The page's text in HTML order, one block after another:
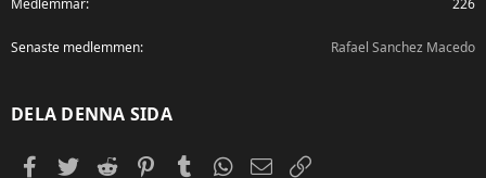
Medlemmar 226
Senaste medlemmen Rafael Sanchez Macedo
DELA DENNA SIDA
Facebook
TwitterReddit PinterestTumblrWhatsApp
E-postLänk